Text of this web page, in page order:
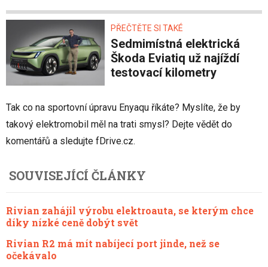
PŘEČTĚTE SI TAKÉ
Sedmimístná elektrická
Škoda Eviatiq už najíždí
testovací kilometry
Tak co na sportovní úpravu Enyaqu říkáte? Myslíte, že by
takový elektromobil měl na trati smysl? Dejte vědět do
komentářů a sledujte fDrive.cz.
SOUVISEJÍCÍ ČLÁNKY
Rivian zahájil výrobu elektroauta, se kterým chce
díky nízké ceně dobýt svět
Rivian R2 má mít nabíjecí port jinde, než se
očekávalo